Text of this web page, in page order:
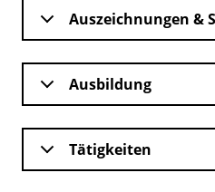
Auszeichnungen &
Ausbildung
Tätigkeiten